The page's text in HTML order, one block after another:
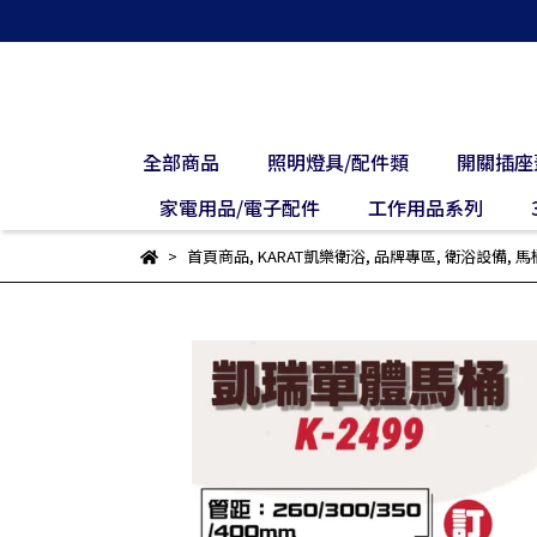
全部商品 照明燈具/配件類
開關插
家電用品/電子配件
工作用品系列
首頁商品, KARAT凱樂衛浴, 品牌專區, 衛浴設備, 馬